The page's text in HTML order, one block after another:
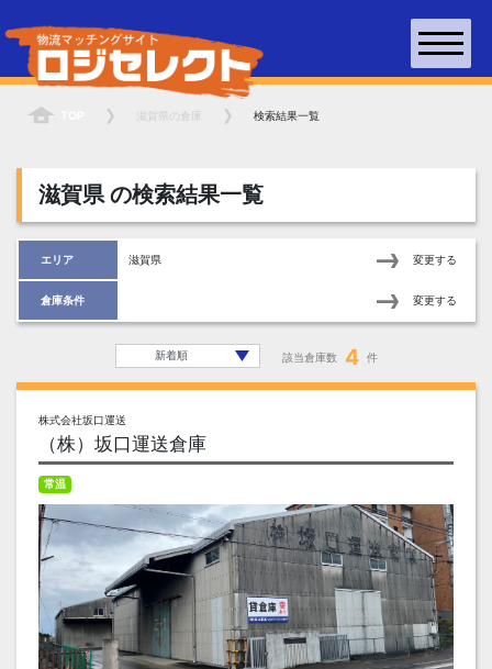
滋賀県 の倉庫 検索結果一覧
滋賀県の検索結果一覧
エリア 滋賀県 変更する
倉庫条件 変更する
該当倉庫数 4 件
株式会社坂口運送
（株）坂口運送倉庫
常温